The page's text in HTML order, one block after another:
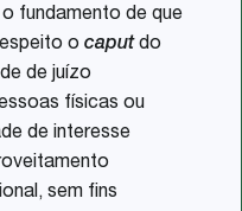
fundamento de que
o caputdo
de juízo
físicas ou
de interesse
sem fins